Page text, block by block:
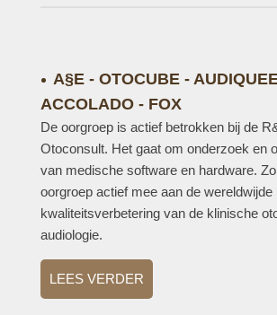
A§E - OTOCUBE -
ACCOLADO - FOX
De oorgroep is actief betrokken bij de
Otoconsult. Het gaat om onderzoek en
van medische software en hardware.
oorgroep actief mee aan de wereldwijde
kwaliteitsverbetering van de klinische
audiologie.
LEES VERDER